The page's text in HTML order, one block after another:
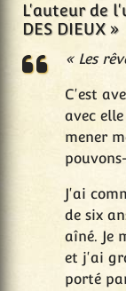
L'auteur de
DES DIEUX »
« Les
C'est
avec
mener
J'ai
de six
aîné. Je
et j'ai
porté